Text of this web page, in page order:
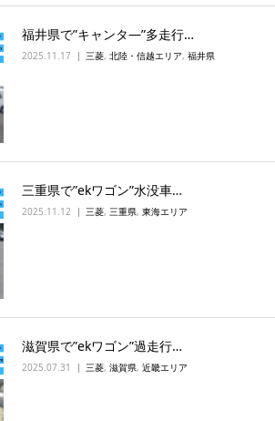
福井県で”キャンタ―”多走行…
2025.11.17 三菱, 北陸・信越エリア, 福井県
三重県で”ekワゴン”水没車…
2025.11.12 三菱, 三重県, 東海エリア
滋賀県で”ekワゴン”過走行…
2025.07.31 三菱, 滋賀県, 近畿エリア